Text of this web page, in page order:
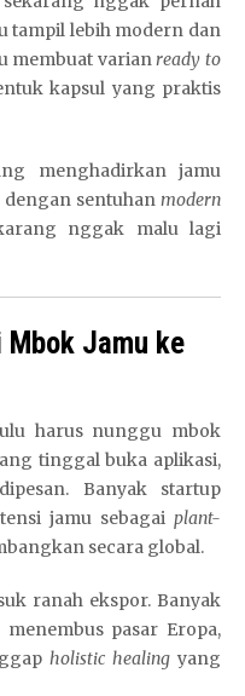
tampil lebih modern dan
membuat varianready to
kapsul yang praktis
menghadirkan jamu
dengan sentuhan modern
nggak malu lagi
Jamu ke
harus nunggu mbok
tinggal buka aplikasi,
Banyak startup
jamu sebagai plant-
secara global.
ranah ekspor. Banyak
pasar Eropa,
holistic healing yang